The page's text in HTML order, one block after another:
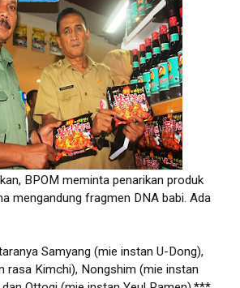
BPOM meminta penarikan produk
mengandung fragmen DNA babi. Ada
Samyang (mie instan U-Dong),
rasa Kimchi), Nongshim (mie instan